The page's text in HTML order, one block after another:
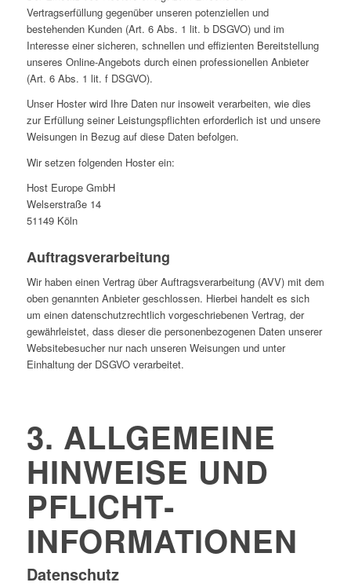
Vertragserfüllung gegenüber unseren potenziellen und
bestehenden Kunden (Art. 6 Abs. 1 lit. b DSGVO) und im
Interesse einer sicheren, schnellen und effizienten Bereitstellung
unseres Online-Angebots durch einen professionellen Anbieter
(Art. 6 Abs. 1 lit. f DSGVO).
Unser Hoster wird Ihre Daten nur insoweit verarbeiten, wie dies
zur Erfüllung seiner Leistungspflichten erforderlich ist und unsere
Weisungen in Bezug auf diese Daten befolgen.
Wir setzen folgenden Hoster ein:
Host Europe GmbH
Welserstraße 14
51149 Köln
Auftragsverarbeitung
Wir haben einen Vertrag über Auftragsverarbeitung (AVV) mit dem
oben genannten Anbieter geschlossen. Hierbei handelt es sich
um einen datenschutzrechtlich vorgeschriebenen Vertrag, der
gewährleistet, dass dieser die personenbezogenen Daten unserer
Websitebesucher nur nach unseren Weisungen und unter
Einhaltung der DSGVO verarbeitet.
3. ALLGEMEINE
HINWEISE UND
PFLICHT­
INFORMATIONEN
Datenschutz